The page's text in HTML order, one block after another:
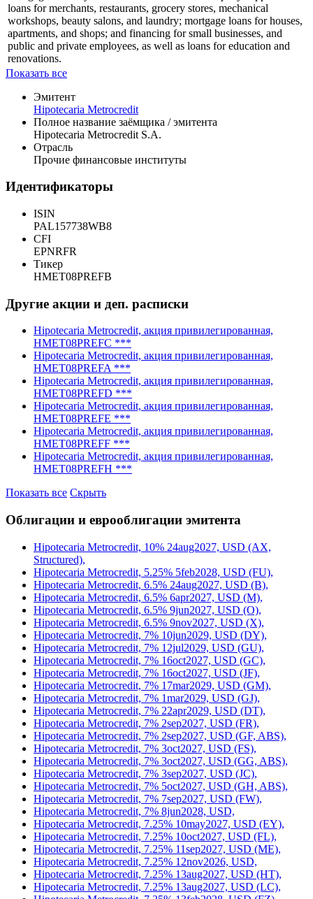
loans for merchants, restaurants, grocery stores, mechanical
workshops, beauty salons, and laundry; mortgage loans for houses,
apartments, and shops; and financing for small businesses, and
public and private employees, as well as loans for education and
renovations.
Показать все
Эмитент
Hipotecaria Metrocredit
Полное название заёмщика / эмитента
Hipotecaria Metrocredit S.A.
Отрасль
Прочие финансовые институты
Идентификаторы
ISIN
PAL157738WB8
CFI
EPNRFR
Тикер
HMET08PREFB
Другие акции и деп. расписки
Hipotecaria Metrocredit, акция привилегированная,
HMET08PREFC ***
Hipotecaria Metrocredit, акция привилегированная,
HMET08PREFA ***
Hipotecaria Metrocredit, акция привилегированная,
HMET08PREFD ***
Hipotecaria Metrocredit, акция привилегированная,
HMET08PREFE ***
Hipotecaria Metrocredit, акция привилегированная,
HMET08PREFF ***
Hipotecaria Metrocredit, акция привилегированная,
HMET08PREFH ***
Показать все Скрыть
Облигации и еврооблигации эмитента
Hipotecaria Metrocredit, 10% 24aug2027, USD (AX,
Structured),
Hipotecaria Metrocredit, 5.25% 5feb2028, USD (FU),
Hipotecaria Metrocredit, 6.5% 24aug2027, USD (B),
Hipotecaria Metrocredit, 6.5% 6apr2027, USD (M),
Hipotecaria Metrocredit, 6.5% 9jun2027, USD (O),
Hipotecaria Metrocredit, 6.5% 9nov2027, USD (X),
Hipotecaria Metrocredit, 7% 10jun2029, USD (DY),
Hipotecaria Metrocredit, 7% 12jul2029, USD (GU),
Hipotecaria Metrocredit, 7% 16oct2027, USD (GC),
Hipotecaria Metrocredit, 7% 16oct2027, USD (JF),
Hipotecaria Metrocredit, 7% 17mar2029, USD (GM),
Hipotecaria Metrocredit, 7% 1mar2029, USD (GJ),
Hipotecaria Metrocredit, 7% 22apr2029, USD (DT),
Hipotecaria Metrocredit, 7% 2sep2027, USD (FR),
Hipotecaria Metrocredit, 7% 2sep2027, USD (GF, ABS),
Hipotecaria Metrocredit, 7% 3oct2027, USD (FS),
Hipotecaria Metrocredit, 7% 3oct2027, USD (GG, ABS),
Hipotecaria Metrocredit, 7% 3sep2027, USD (JC),
Hipotecaria Metrocredit, 7% 5oct2027, USD (GH, ABS),
Hipotecaria Metrocredit, 7% 7sep2027, USD (FW),
Hipotecaria Metrocredit, 7% 8jun2028, USD,
Hipotecaria Metrocredit, 7.25% 10may2027, USD (EY),
Hipotecaria Metrocredit, 7.25% 10oct2027, USD (FL),
Hipotecaria Metrocredit, 7.25% 11sep2027, USD (ME),
Hipotecaria Metrocredit, 7.25% 12nov2026, USD,
Hipotecaria Metrocredit, 7.25% 13aug2027, USD (HT),
Hipotecaria Metrocredit, 7.25% 13aug2027, USD (LC),